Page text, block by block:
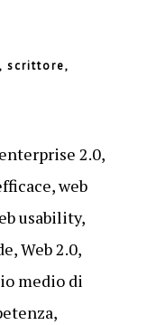
scrittore,
2.0,
web
usability,
Web 2.0,
medio di